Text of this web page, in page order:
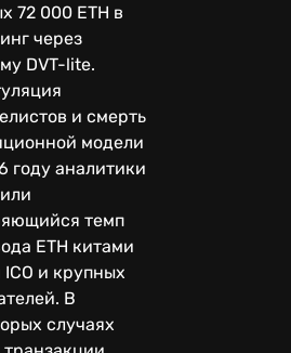
72 000 ETH в
через
DVT-lite.
и смерть
модели
году аналитики
темп
ETH китами
ICO и крупных
В
случаях